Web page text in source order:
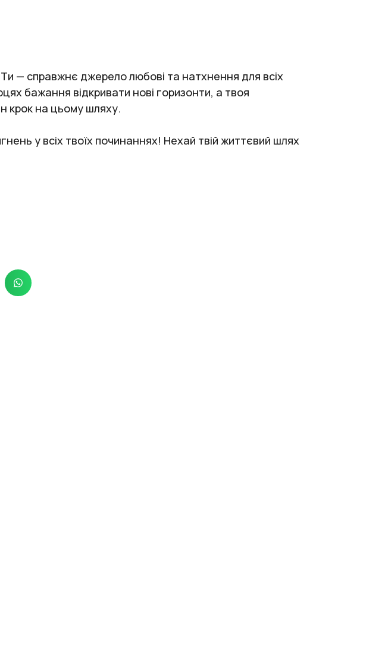
— справжнє джерело любові та натхнення для всіх
бажання відкривати нові горизонти, а твоя
крок на цьому шляху.
у всіх твоїх починаннях! Нехай твій життєвий шлях